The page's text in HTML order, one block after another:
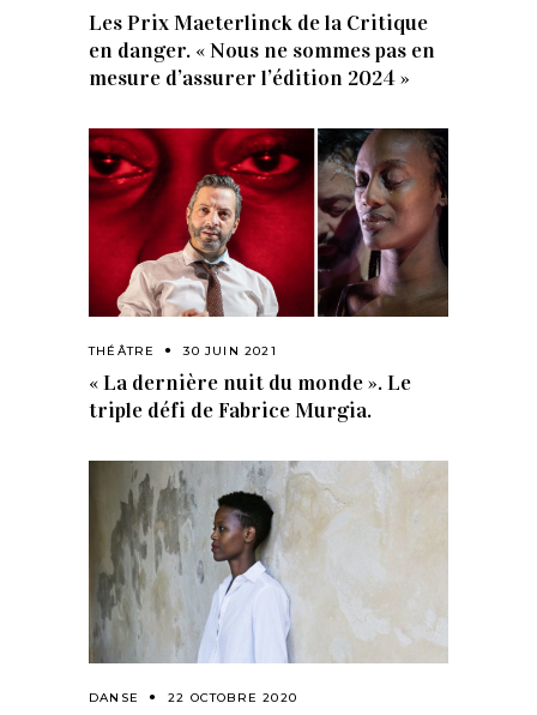
Les Prix Maeterlinck de la Critique
en danger. « Nous ne sommes pas en
mesure d’assurer l’édition 2024 »
THÉÂTRE 30 JUIN 2021
« La dernière nuit du monde ». Le
triple défi de Fabrice Murgia.
DANSE 22 OCTOBRE 2020